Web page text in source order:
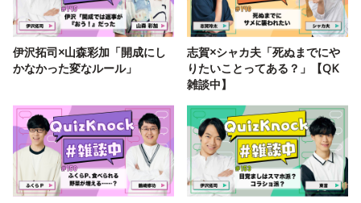
伊沢拓司×山森彩加「開成にし
かなかった変なルール」
志賀×シャカ夫「死ぬまでにや
りたいことってある？」【QK
雑談中】